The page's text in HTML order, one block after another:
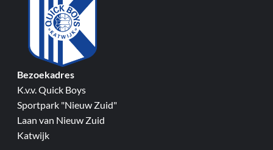
Bezoekadres
K.v.v. Quick Boys
Sportpark "Nieuw Zuid"
Laan van Nieuw Zuid
Katwijk